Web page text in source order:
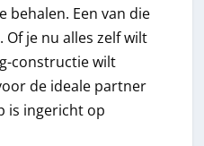
behalen. Een van die
je nu alles zelf wilt
constructie wilt
de ideale partner
is ingericht op